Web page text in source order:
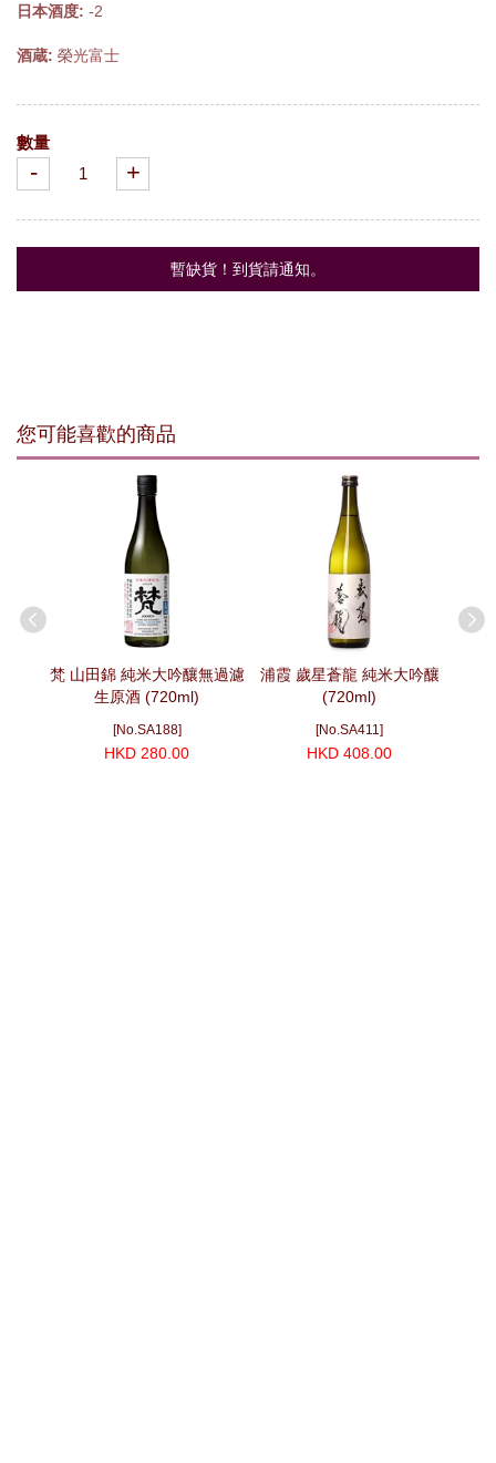
日本酒度: -2
酒蔵: 榮光富士
數量
- +
暫缺貨！到貨請通知。
您可能喜歡的商品
梵 山田錦 純米大吟釀無過濾
生原酒 (720ml)
[No.SA188]
HKD 280.00
浦霞 歲星蒼龍 純米大吟釀
(720ml)
[No.SA411]
HKD 408.00